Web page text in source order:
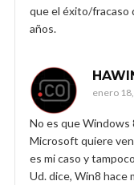
que el éxito/fracaso
años.
enero
No es que Windows
Microsoft quiere
es mi caso y
Ud. dice, Win8 hace